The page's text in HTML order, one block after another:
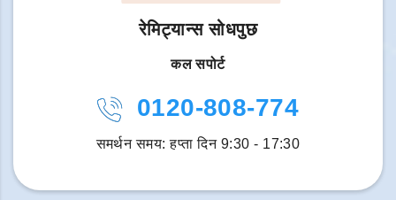
रेमिट्यान्स सोधपुछ
कल सपोर्ट
0120-808-774
समर्थन समय: हप्ता दिन 9:30 - 17:30